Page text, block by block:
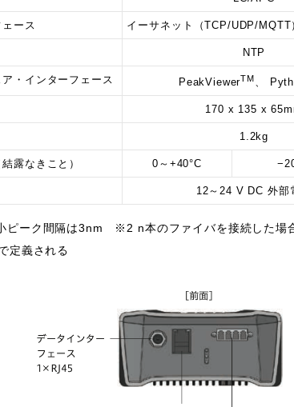
ース イーサネット（TCP/UDP/
NTP
ア・インターフェース PeakViewerTM、
170 x 135 x
1.2kg
露なきこと） 0～+40°C
12～24 V DC 外部
ピーク間隔は3nm ※2 n本のファイバを接続した場
定義される